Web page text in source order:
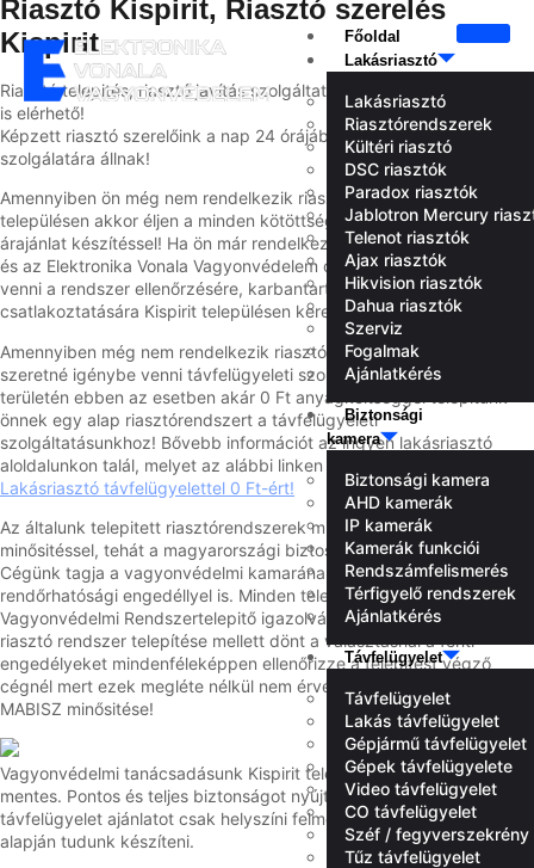
Főoldal
Lakásriasztó
Lakásriasztó
Riasztórendszerek
Kültéri riasztó
DSC riasztók
Paradox riasztók
Jablotron Mercury
Telenot riasztók
Ajax riasztók
Hikvision riasztók
Dahua riasztók
Szerviz
Fogalmak
Ajánlatkérés
Biztonsági
kamera
Biztonsági kamera
AHD kamerák
IP kamerák
Kamerák funkciói
Rendszámfelismerés
Térfigyelő rendszerek
Ajánlatkérés
Távfelügyelet
Távfelügyelet
Lakás távfelügyelet
Gépjármű távfelügyelet
Gépek távfelügyelete
Video távfelügyelet
CO távfelügyelet
Széf / fegyverszekrény
Tűz távfelügyelet
Riasztó Kispirit, Riasztó szerelés
Kispirit
Riasztó telepités, riasztó javítás szolgáltatásunk Kispirit településen
is elérhető!
Képzett riasztó szerelőink a nap 24 órájában a Kispirit-i lakosok
szolgálatára állnak!
Amennyiben ön még nem rendelkezik riasztó rendszerrel Kispirit
településen akkor éljen a minden kötöttség nélküli felméréssel és
árajánlat készítéssel! Ha ön már rendelkezik lakásriasztó rendszerrel
és az Elektronika Vonala Vagyonvédelem csapatát szeretné igénybe
venni a rendszer ellenőrzésére, karbantartására vagy távfelügyeleti
csatlakoztatására Kispirit településen keressen minket bizalommal!
Amennyiben még nem rendelkezik riasztórendszerrel és így
szeretné igénybe venni távfelügyeleti szolgáltatásunkat Kispirit
területén ebben az esetben akár 0 Ft anyagköltséggel telepítünk
önnek egy alap riasztórendszert a távfelügyeleti
szolgáltatásunkhoz! Bővebb információt az ingyen lakásriasztó
aloldalunkon talál, melyet az alábbi linken keresztül érhet el.
Lakásriasztó távfelügyelettel 0 Ft-ért!
Az általunk telepitett riasztórendszerek mind rendelkeznek MABISZ
minősitéssel, tehát a magyarországi biztosítók elfogadják őket.
Cégünk tagja a vagyonvédelmi kamarának és rendelkezik
rendőrhatósági engedéllyel is. Minden telepítőnk rendelkezik
Vagyonvédelmi Rendszertelepitő igazolvánnyal is! Amennyiben
riasztó rendszer telepítése mellett dönt a választásnál a fenti
engedélyeket mindenféleképpen ellenőrizze a telepitést végző
cégnél mert ezek megléte nélkül nem érvényes a riasztórendszer
MABISZ minősitése!
Vagyonvédelmi tanácsadásunk Kispirit településen is kötelezettség
mentes. Pontos és teljes biztonságot nyújtó riasztó rendszer és
távfelügyelet ajánlatot csak helyszíni felmérés vagy kapott alaprajz
alapján tudunk készíteni.